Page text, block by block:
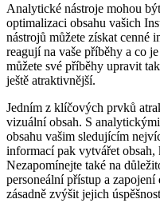
Analytické nástroje mohou
optimalizaci obsahu vašich
nástrojů můžete získat cenné
reagují na vaše příběhy a co
můžete své příběhy upravit
ještě atraktivnější.
Jedním z klíčových prvků
vizuální obsah. S
obsahu vašim sledujícím
informací pak vytvářet obsah,
Nezapomínejte také na
personeální přístup a
zásadně zvýšit jejich